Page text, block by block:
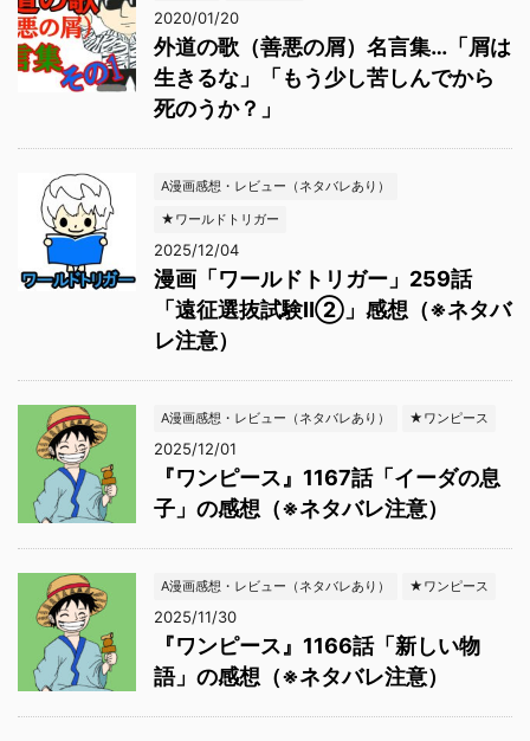
2020/01/20
外道の歌（善悪の屑）名言集…「屑は
生きるな」「もう少し苦しんでから
死のうか？」
A漫画感想・レビュー（ネタバレあり）
★ワールドトリガー
2025/12/04
漫画「ワールドトリガー」259話
「遠征選抜試験Ⅱ②」感想（※ネタバ
レ注意）
A漫画感想・レビュー（ネタバレあり） ★ワンピース
2025/12/01
『ワンピース』1167話「イーダの息
子」の感想（※ネタバレ注意）
A漫画感想・レビュー（ネタバレあり） ★ワンピース
2025/11/30
『ワンピース』1166話「新しい物
語」の感想（※ネタバレ注意）